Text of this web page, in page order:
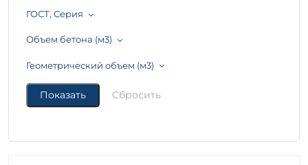
ГОСТ, Серия
Объем бетона (м3)
Геометрический объем (м3)